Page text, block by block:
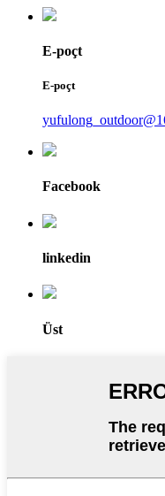
E-poçt
E-poçt
Facebook
linkedin
Üst